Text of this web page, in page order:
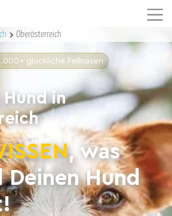
Oberösterreich
glückliche Fellnasen
in
, was
Deinen Hund